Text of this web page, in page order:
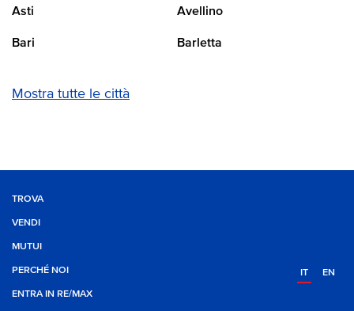
Asti Avellino
Bari Barletta
Mostra tutte le città
TROVA
VENDI
MUTUI
PERCHÉ NOI
ENTRA IN RE/MAX
IT EN